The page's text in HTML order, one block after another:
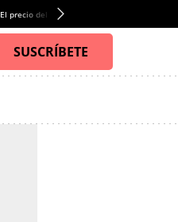
El precio del alquiler de vivienda baja por